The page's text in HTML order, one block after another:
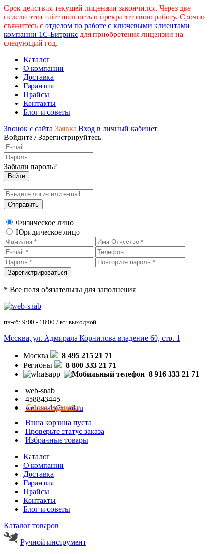
Срок действия текущей лицензии закончился. Через две
недели этот сайт полностью прекратит свою работу. Срочно
свяжитесь с отделом по работе с ключевыми клиентами
компании 1С-Битрикс для приобретения лицензии на
следующий год.
Каталог
О компании
Доставка
Гарантия
Прайсы
Контакты
Блог и советы
Звонок с сайта Заявка Вход в личный кабинет
Войдите /Зарегистрируйтесь
Забыли пароль?
Физическое лицо
Юридическое лицо
* Все поля обязательны для заполнения
пн-сб: 9:00 - 18:00 / вс: выходной
Москва, ул. Адмирала Корнилова владение 60, стр. 1
Москва
8 495 215 21 71
Регионы
8 800 333 21 71
8 916 333 21 71
web-snab
458843445
web-snab@mail.ru
Оставить заявку
Ваша корзина пуста
Проверьте статус заказа
Избранные товары
Каталог
О компании
Доставка
Гарантия
Прайсы
Контакты
Блог и советы
Каталог товаров
Ручной инструмент